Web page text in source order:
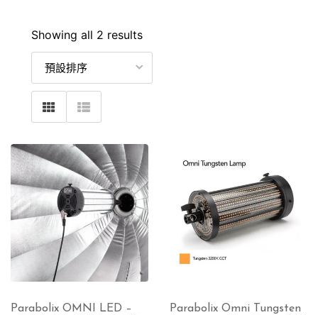
Showing all 2 results
Parabolix OMNI LED –
Parabolix Omni Tungsten